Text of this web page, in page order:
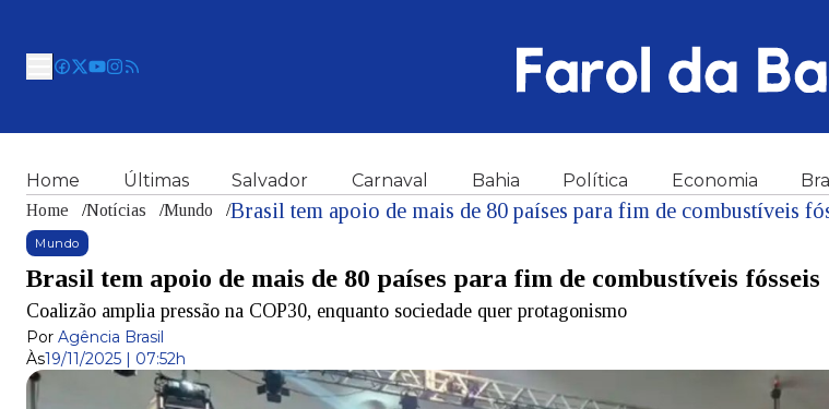
Home Últimas Salvador Carnaval Bahia Política Economia
Home /Notícias /Mundo /Brasil tem apoio de mais de 80 países para fim de combustíveis
Mundo
Brasil tem apoio de mais de 80 países para fim de combustíveis fósseis
Coalizão amplia pressão na COP30, enquanto sociedade quer protagonismo
Por Agência Brasil
Às19/11/2025 | 07:52h